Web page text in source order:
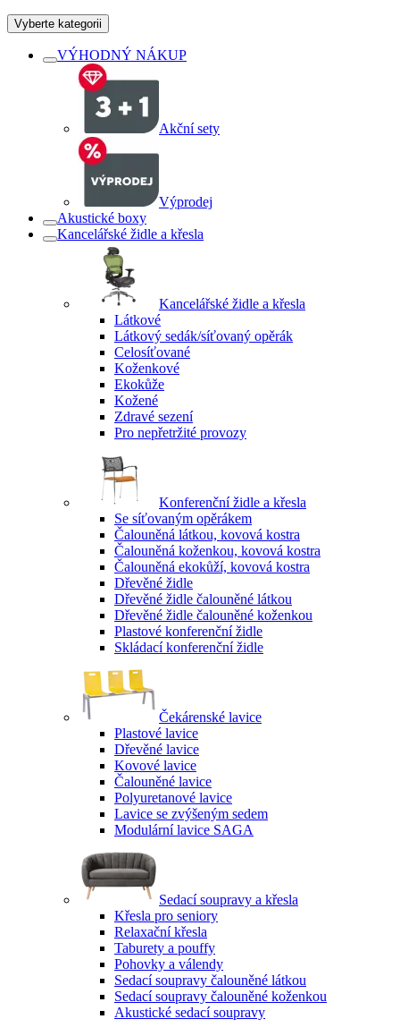
Vyberte kategorii
VÝHODNÝ NÁKUP
Akční sety
Výprodej
Akustické boxy
Kancelářské židle a křesla
Kancelářské židle a křesla
Látkové
Látkový sedák/síťovaný opěrák
Celosíťované
Koženkové
Ekokůže
Kožené
Zdravé sezení
Pro nepřetržité provozy
Konferenční židle a křesla
Se síťovaným opěrákem
Čalouněná látkou, kovová kostra
Čalouněná koženkou, kovová kostra
Čalouněná ekokůží, kovová kostra
Dřevěné židle
Dřevěné židle čalouněné látkou
Dřevěné židle čalouněné koženkou
Plastové konferenční židle
Skládací konferenční židle
Čekárenské lavice
Plastové lavice
Dřevěné lavice
Kovové lavice
Čalouněné lavice
Polyuretanové lavice
Lavice se zvýšeným sedem
Modulární lavice SAGA
Sedací soupravy a křesla
Křesla pro seniory
Relaxační křesla
Taburety a pouffy
Pohovky a válendy
Sedací soupravy čalouněné látkou
Sedací soupravy čalouněné koženkou
Akustické sedací soupravy